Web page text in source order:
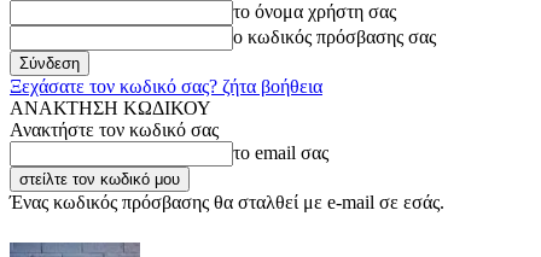
το όνομα χρήστη σας
ο κωδικός πρόσβασης σας
Ξεχάσατε τον κωδικό σας? ζήτα βοήθεια
ΑΝΑΚΤΗΣΗ ΚΩΔΙΚΟΥ
Ανακτήστε τον κωδικό σας
το email σας
Ένας κωδικός πρόσβασης θα σταλθεί με e-mail σε εσάς.